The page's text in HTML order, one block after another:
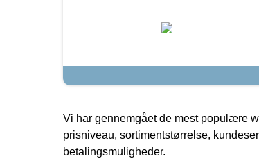
Vi har gennemgået de mest populære
prisniveau, sortimentstørrelse,
betalingsmuligheder.